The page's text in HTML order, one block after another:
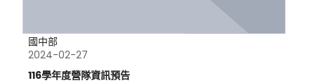
國中部
2024-02-27
116學年度營隊資訊預告